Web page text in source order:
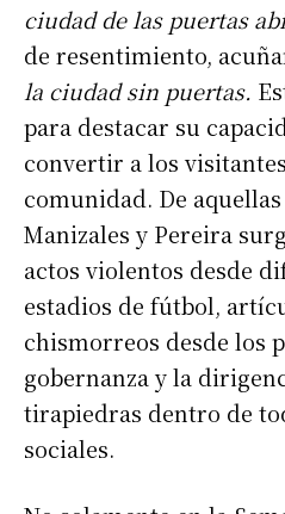
ciudad de las puertas
de resentimiento,
la ciudad sin puertas.
para destacar su
convertir a los
comunidad. De
Manizales y Pereira
actos violentos desde
estadios de fútbol,
chismorreos desde los
gobernanza y la
tirapiedras dentro de
sociales.